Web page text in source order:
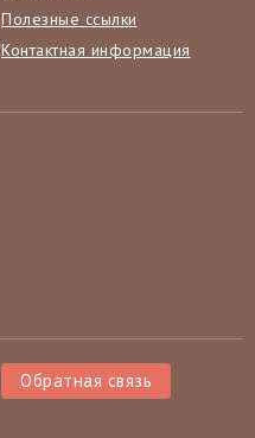
Полезные ссылки
Контактная информация
Обратная связь